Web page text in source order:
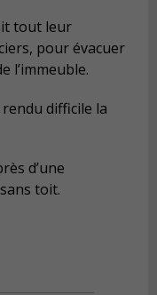
tout leur
pour évacuer
l’immeuble.
difficile la
d’une
toit.